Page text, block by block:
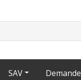
SAV